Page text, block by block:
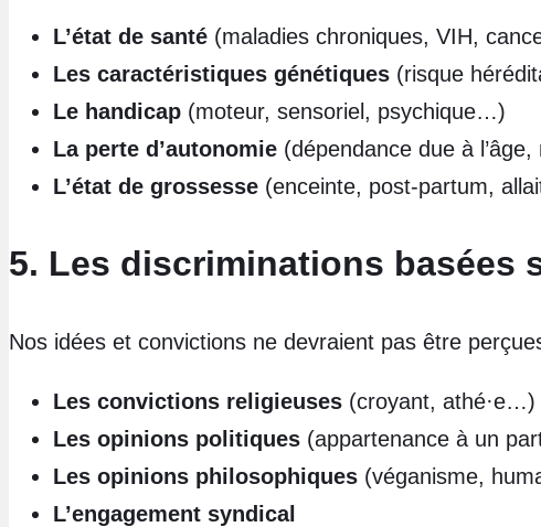
L’état de santé (maladies chroniques, VIH,
Les caractéristiques génétiques (risque
Le handicap (moteur, sensoriel, psychique…)
La perte d’autonomie (dépendance due à
L’état de grossesse (enceinte, post-partum,
5. Les discriminations basées
Nos idées et convictions ne devraient pas être
Les convictions religieuses (croyant, athé·e…)
Les opinions politiques (appartenance à un
Les opinions philosophiques (véganisme,
L’engagement syndical